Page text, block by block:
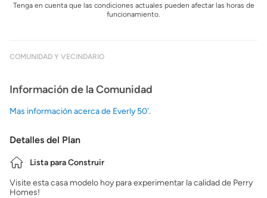
Tenga en cuenta que las condiciones actuales pueden afectar las horas de
funcionamiento.
COMUNIDAD Y VECINDARIO
Información de la Comunidad
Mas información acerca de Everly 50'.
Detalles del Plan
Lista para Construir
Visite esta casa modelo hoy para experimentar la calidad de Perry
Homes!